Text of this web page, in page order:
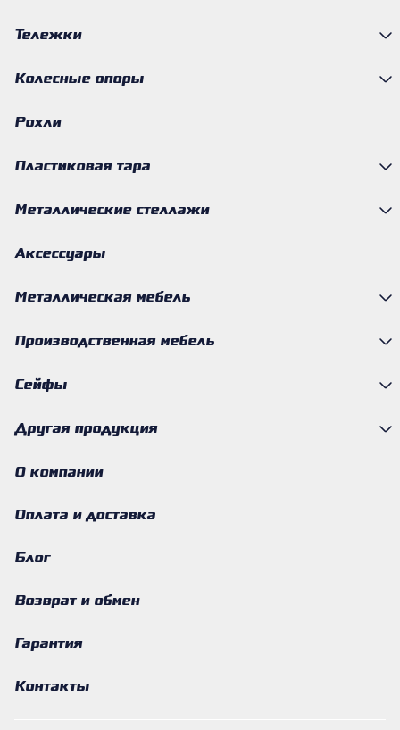
Тележки
Колесные опоры
Рохли
Пластиковая тара
Металлические стеллажи
Аксессуары
Металлическая мебель
Производственная мебель
Сейфы
Другая продукция
О компании
Оплата и доставка
Блог
Возврат и обмен
Гарантия
Контакты